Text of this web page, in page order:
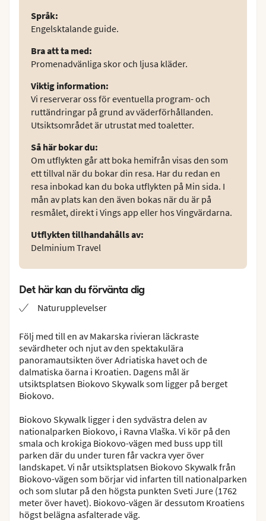
Språk:
Engelsktalande guide.
Bra att ta med:
Promenadvänliga skor och ljusa kläder.
Viktig information:
Vi reserverar oss för eventuella program- och
ruttändringar på grund av väderförhållanden.
Utsiktsområdet är utrustat med toaletter.
Så här bokar du:
Om utflykten går att boka hemifrån visas den som
ett tillval när du bokar din resa. Har du redan en
resa inbokad kan du boka utflykten på Min sida. I
mån av plats kan den även bokas när du är på
resmålet, direkt i Vings app eller hos Vingvärdarna.
Utflykten tillhandahålls av:
Delminium Travel
Följ med till en av Makarska rivieran läckraste
sevärdheter och njut av den spektakulära
panoramautsikten över Adriatiska havet och de
dalmatiska öarna i Kroatien. Dagens mål är
utsiktsplatsen Biokovo Skywalk som ligger på berget
Biokovo.
Biokovo Skywalk ligger i den sydvästra delen av
nationalparken Biokovo, i Ravna Vlaška. Vi kör på den
smala och krokiga Biokovo-vägen med buss upp till
parken där du under turen får vackra vyer över
landskapet. Vi når utsiktsplatsen Biokovo Skywalk från
Biokovo-vägen som börjar vid infarten till nationalparken
och som slutar på den högsta punkten Sveti Jure (1762
meter över havet). Biokovo-vägen är dessutom Kroatiens
högst belägna asfalterade väg.
Det här kan du förvänta dig
Naturupplevelser